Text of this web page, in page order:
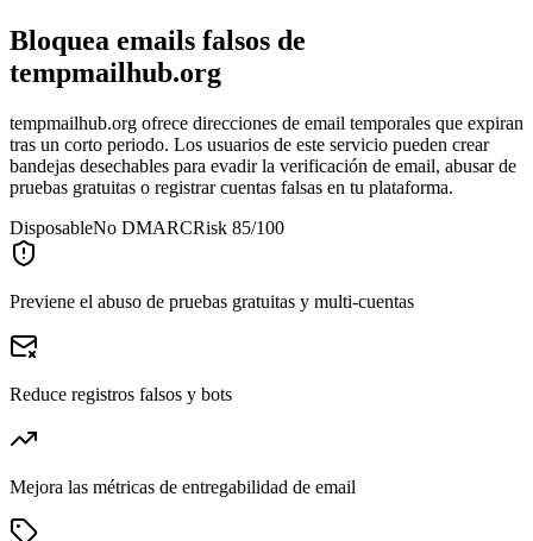
Bloquea emails falsos de
tempmailhub.org
tempmailhub.org ofrece direcciones de email temporales que expiran
tras un corto periodo. Los usuarios de este servicio pueden crear
bandejas desechables para evadir la verificación de email, abusar de
pruebas gratuitas o registrar cuentas falsas en tu plataforma.
DisposableNo DMARCRisk 85/100
Previene el abuso de pruebas gratuitas y multi-cuentas
Reduce registros falsos y bots
Mejora las métricas de entregabilidad de email